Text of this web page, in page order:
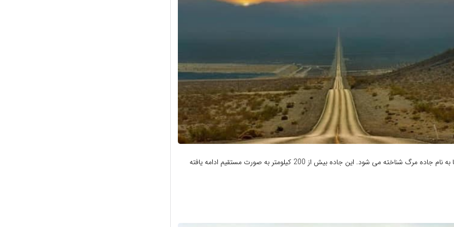
این جاده در آمریکا به نام جاده مرگ شناخته می شود. این جاده بیش از 200 کیلومتر به صورت مستقیم ادامه یافته